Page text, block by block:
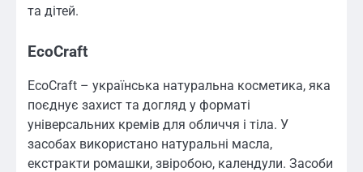
та дітей.
EcoCraft
EcoCraft – українська натуральна косметика, яка
поєднує захист та догляд у форматі
універсальних кремів для обличчя і тіла. У
засобах використано натуральні масла,
екстракти ромашки, звіробою, календули. Засоби